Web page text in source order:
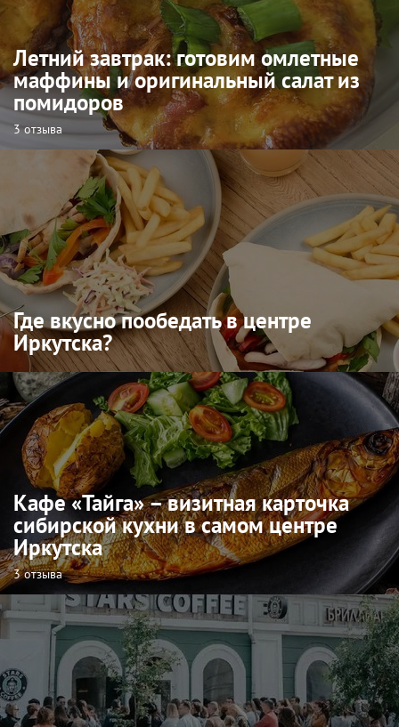
Летний завтрак: готовим омлетные
маффины и оригинальный салат из
помидоров
3 отзыва
Где вкусно пообедать в центре
Иркутска?
Кафе «Тайга» – визитная карточка
сибирской кухни в самом центре
Иркутска
3 отзыва